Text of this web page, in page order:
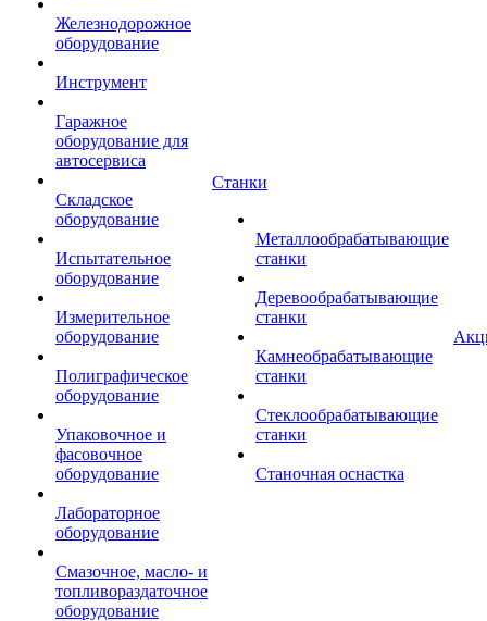
Железнодорожное
оборудование
Инструмент
Гаражное
оборудование для
автосервиса
Складское
оборудование
Испытательное
оборудование
Измерительное
оборудование
Полиграфическое
оборудование
Упаковочное и
фасовочное
оборудование
Лабораторное
оборудование
Смазочное, масло- и
топливораздаточное
оборудование
Станки
Металлообрабатывающие
станки
Деревообрабатывающие
станки
Камнеобрабатывающие
станки
Стеклообрабатывающие
станки
Станочная оснастка